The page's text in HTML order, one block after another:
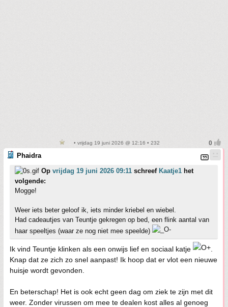
• vrijdag 19 juni 2026 @ 12:16 • 232
Phaidra
Op vrijdag 19 juni 2026 09:11 schreef Kaatje1 het
volgende:
Mogge!
Weer iets beter geloof ik, iets minder kriebel en wiebel.
Had cadeautjes van Teuntje gekregen op bed, een flink aantal van
haar speeltjes (waar ze nog niet mee speelde)
Ik vind Teuntje klinken als een onwijs lief en sociaal katje
Knap dat ze zich zo snel aanpast! Ik hoop dat er vlot een nieuwe
huisje wordt gevonden.
En beterschap! Het is ook echt geen dag om ziek te zijn met dit
weer. Zonder virussen om mee te dealen kost alles al genoeg